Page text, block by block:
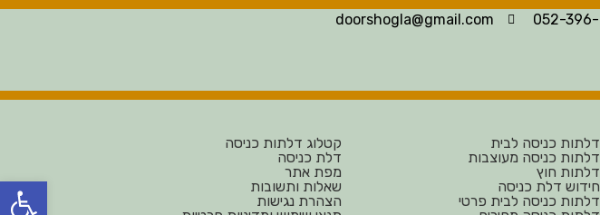
doorshogla@gmail.com
דלתות כניסה לבית
דלתות כניסה מעוצבות
דלתות חוץ
חידוש דלת כניסה
דלתות כניסה לבית פרטי
קטלוג דלתות כניסה
דלת כניסה
מפת אתר
שאלות ותשובות
הצהרת נגישות